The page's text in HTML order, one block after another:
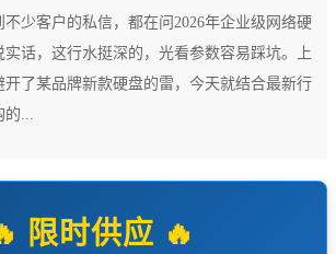
少客户的私信，都在问2026年企业级网络硬
话，这行水挺深的，光看参数容易踩坑。上
开了某品牌新款硬盘的雷，今天就结合最新行
的...
限时供应 🔥